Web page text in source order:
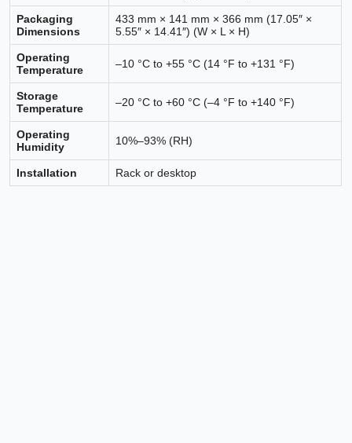
Packaging
Dimensions
433 mm × 141 mm × 366 mm (17.05″ ×
5.55″ × 14.41″) (W × L × H)
Operating
Temperature
–10 °C to +55 °C (14 °F to +131 °F)
Storage
Temperature
–20 °C to +60 °C (–4 °F to +140 °F)
Operating
Humidity
10%–93% (RH)
Installation Rack or desktop